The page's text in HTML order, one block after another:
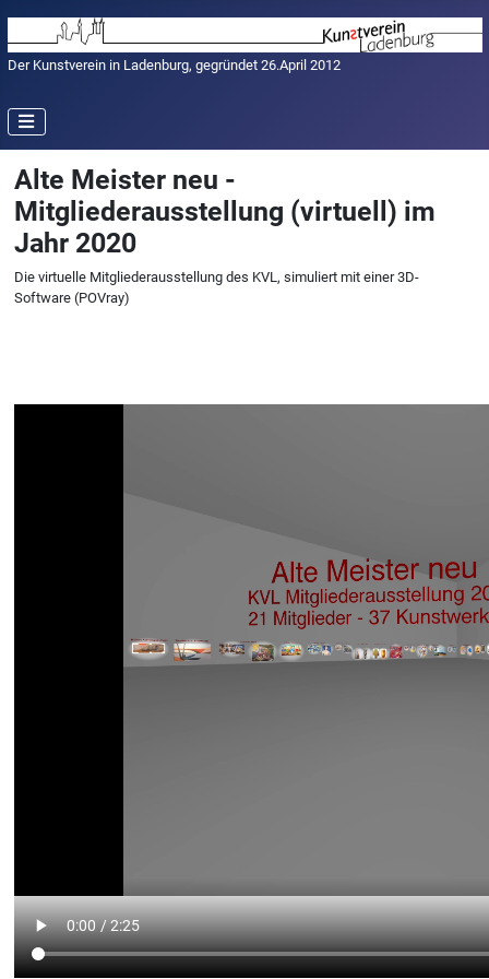
Der Kunstverein in Ladenburg, gegründet 26.April 2012
Alte Meister neu -
Mitgliederausstellung (virtuell) im
Jahr 2020
Die virtuelle Mitgliederausstellung des KVL, simuliert mit einer 3D-
Software (POVray)